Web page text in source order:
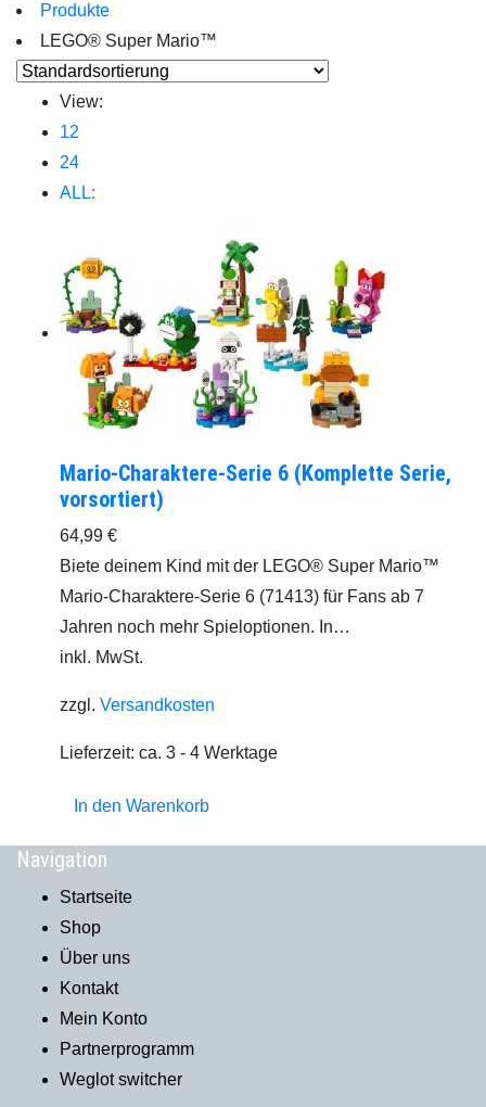
Produkte
LEGO® Super Mario™
View:
12
24
ALL:
Mario-Charaktere-Serie 6 (Komplette Serie,
vorsortiert)
64,99 €
Biete deinem Kind mit der LEGO® Super Mario™
Mario-Charaktere-Serie 6 (71413) für Fans ab 7
Jahren noch mehr Spieloptionen. In…
inkl. MwSt.
zzgl. Versandkosten
Lieferzeit: ca. 3 - 4 Werktage
In den Warenkorb
Navigation
Startseite
Shop
Über uns
Kontakt
Mein Konto
Partnerprogramm
Weglot switcher